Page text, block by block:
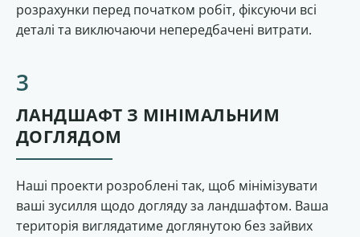
розрахунки перед початком робіт, фіксуючи всі
деталі та виключаючи непередбачені витрати.
ЛАНДШАФТ З МІНІМАЛЬНИМ
ДОГЛЯДОМ
Наші проекти розроблені так, щоб мінімізувати
ваші зусилля щодо догляду за ландшафтом. Ваша
територія виглядатиме доглянутою без зайвих